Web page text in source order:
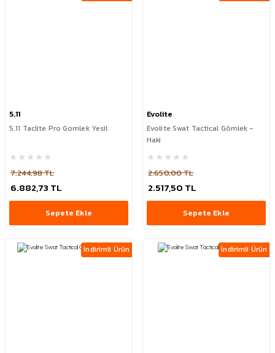
5.11
5.11 Taclite Pro Gomlek Yesil
7.244,98 TL
6.882,73 TL
Sepete Ekle
Evolite
Evolite Swat Tactical Gömlek -
Haki
2.650,00 TL
2.517,50 TL
Sepete Ekle
İndirimli Ürün İndirimli Ürün